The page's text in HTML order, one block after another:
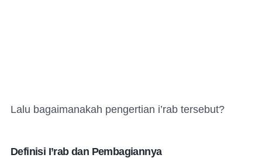
Lalu bagaimanakah pengertian i’rab tersebut?
Definisi I’rab dan Pembagiannya